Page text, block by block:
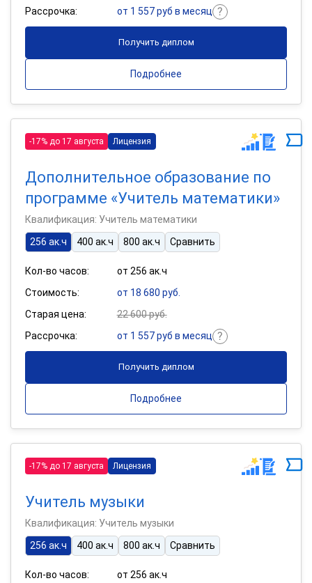
Рассрочка: от 1 557 руб в месяц
Получить диплом
Подробнее
-17% до 17 августа Лицензия
Дополнительное образование по
программе «Учитель математики»
Квалификация: Учитель математики
256 ак.ч
400 ак.ч 800 ак.ч Сравнить
Кол-во часов:
от 256 ак.ч
Стоимость:
от 18 680 руб.
Старая цена:
22 600 руб.
Рассрочка:
от 1 557 руб в месяц
Получить диплом
Подробнее
-17% до 17 августа Лицензия
Учитель музыки
Квалификация: Учитель музыки
256 ак.ч
400 ак.ч 800 ак.ч Сравнить
Кол-во часов:
от 256 ак.ч